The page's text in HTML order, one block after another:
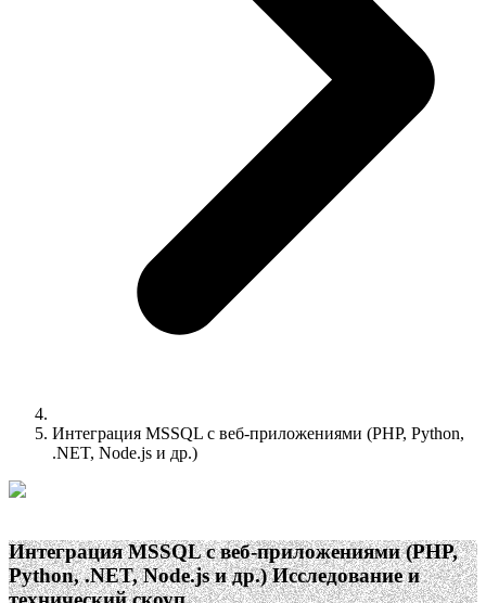
Интеграция MSSQL с веб-приложениями (PHP, Python,
.NET, Node.js и др.)
Интеграция MSSQL с веб-приложениями (PHP,
Python, .NET, Node.js и др.) Исследование и